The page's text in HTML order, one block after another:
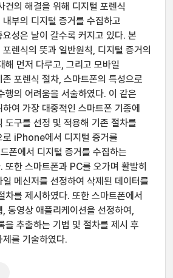
건의 해결을 위해 디지털 포렌식
부의 디지털 증거를 수집하고
성은 날이 갈수록 커지고 있다. 본
렌식의 뜻과 일반원칙, 디지털 증거의
해 먼저 다루고, 그리고 모바일
포렌식 절차, 스마트폰의 특성으로
행의 어려움을 서술하였다. 이 같은
여 가장 대중적인 스마트폰 기종에
도구를 선정 및 적용해 기존 절차를
로 iPhone에서 디지털 증거를
폰에서 디지털 증거를 수집하는
또한 스마트폰과 PC를 오가며 활발히
메신저를 선정하여 삭제된 데이터를
차를 제시하였다. 또한 스마트폰에서
동영상 애플리케이션을 선정하여,
을 추출하는 기법 및 절차를 제시 후
를 기술하였다.